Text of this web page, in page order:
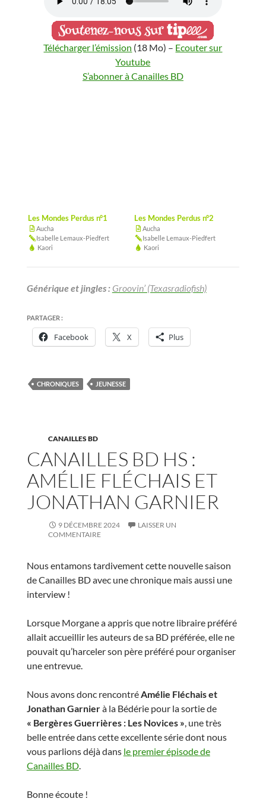
Télécharger l’émission (18 Mo) – Ecouter sur
Youtube
S’abonner à Canailles BD
Les Mondes Perdus n°1
Aucha
Isabelle Lemaux-Piedfert
Kaori
Les Mondes Perdus n°2
Aucha
Isabelle Lemaux-Piedfert
Kaori
Générique et jingles : Groovin’ (Texasradiofish)
PARTAGER :
Facebook X Plus
CHRONIQUES JEUNESSE
CANAILLES BD
CANAILLES BD HS :
AMÉLIE FLÉCHAIS ET
JONATHAN GARNIER
9 DÉCEMBRE 2024
LAISSER UN
COMMENTAIRE
Nous entamons tardivement cette nouvelle saison
de Canailles BD avec une chronique mais aussi une
interview !
Lorsque Morgane a appris que notre libraire préféré
allait accueillir les auteurs de sa BD préférée, elle ne
pouvait qu’harceler son père préféré pour organiser
une entrevue.
Nous avons donc rencontréAmélie Fléchais et
Jonathan Garnierà la Bédérie pour la sortie de
« Bergères Guerrières : Les Novices », une très
belle entrée dans cette excellente série dont nous
vous parlions déjà dans le premier épisode de
Canailles BD.
Bonne écoute !